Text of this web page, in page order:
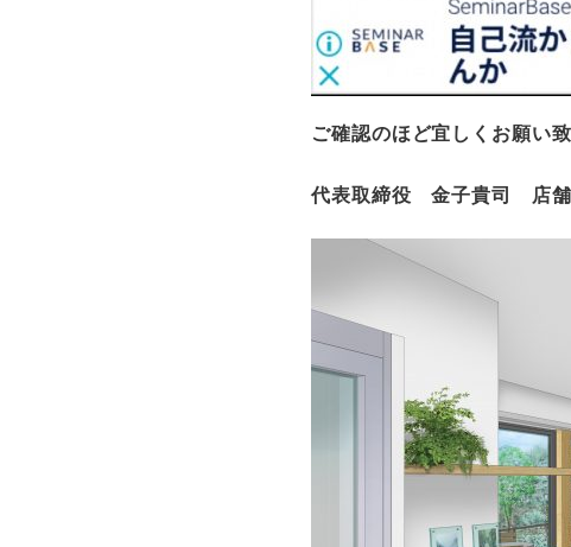
ご確認のほど宜しくお願
代表取締役 金子貴司 店舗